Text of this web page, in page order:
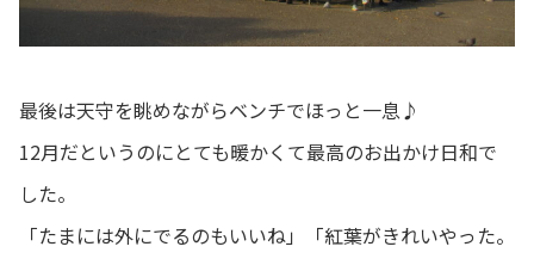
最後は天守を眺めながらベンチでほっと一息♪
12月だというのにとても暖かくて最高のお出かけ日和で
した。
「たまには外にでるのもいいね」「紅葉がきれいやった。